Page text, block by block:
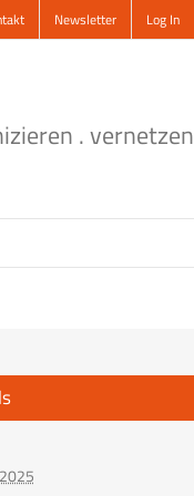
Newsletter Log In
. vernetzen